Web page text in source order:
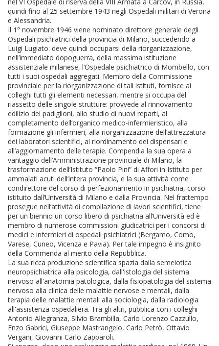
quindi fino al 25 settembre 1943 negli Ospedali militari di Verona
e Alessandria.
Il 1° novembre 1946 viene nominato direttore generale degli
Ospedali psichiatrici della provincia di Milano, succedendo a
Luigi Lugiato: deve quindi occuparsi della riorganizzazione,
nell’immediato dopoguerra, della massima istituzione
assistenziale milanese, l’Ospedale psichiatrico di Mombello, con
tutti i suoi ospedali aggregati. Membro della Commissione
provinciale per la riorganizzazione di tali istituti, fornisce ai
colleghi tutti gli elementi necessari, mentre si occupa del
riassetto delle singole strutture: provvede al rinnovamento
edilizio dei padiglioni, allo studio di nuovi reparti, al
completamento dell’organico medico-infermieristico, alla
formazione gli infermieri, alla riorganizzazione dell’attrezzatura
dei laboratori scientifici, al riordinamento dei dispensari e
all’aggiornamento delle terapie. Compendia la sua opera a
vantaggio dell’Amministrazione provinciale di Milano, la
trasformazione dell’Istituto “Paolo Pini” di Affori in Istituto per
ammalati acuti dell’intera provincia, e la sua attività come
condirettore del corso di perfezionamento in psichiatria, corso
istituito dall’Università di Milano e dalla Provincia. Nel frattempo
prosegue nell’attività di compilazione di lavori scientifici, tiene
per un biennio un corso libero di psichiatria all’Università ed è
membro di numerose commissioni giudicatrici per i concorsi di
medici e infermieri di ospedali psichiatrici (Bergamo, Como,
Varese, Cuneo, Vicenza e Pavia). Per tale impegno è insignito
della Commenda al merito della Repubblica.
La sua ricca produzione scientifica spazia dalla semeiotica
neuropsichiatrica alla psicologia, dall'istologia del sistema
nervoso all'anatomia patologica, dalla fisiopatologia del sistema
nervoso alla clinica delle malattie nervose e mentali, dalla
terapia delle malattie mentali alla sociologia, dalla radiologia
all'assistenza ospedaliera. Tra gli altri, pubblica con i colleghi
Antonio Allegranza, Silvio Brambilla, Carlo Lorenzo Cazzullo,
Enzo Gabrici, Giuseppe Mastrangelo, Carlo Petrò, Ottavio
Vergani, Giovanni Carlo Zapparoli.